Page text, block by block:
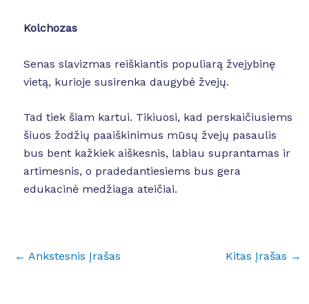
Kolchozas
Senas slavizmas reiškiantis populiarą žvejybinę
vietą, kurioje susirenka daugybė žvejų.
Tad tiek šiam kartui. Tikiuosi, kad perskaičiusiems
šiuos žodžių paaiškinimus mūsų žvejų pasaulis
bus bent kažkiek aiškesnis, labiau suprantamas ir
artimesnis, o pradedantiesiems bus gera
edukacinė medžiaga ateičiai.
← Ankstesnis Įrašas Kitas Įrašas →